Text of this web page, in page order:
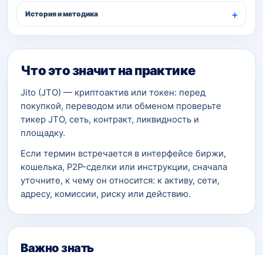
История и методика
Что это значит на практике
Jito (JTO) — криптоактив или токен: перед
покупкой, переводом или обменом проверьте
тикер JTO, сеть, контракт, ликвидность и
площадку.
Если термин встречается в интерфейсе биржи,
кошелька, P2P-сделки или инструкции, сначала
уточните, к чему он относится: к активу, сети,
адресу, комиссии, риску или действию.
Важно знать